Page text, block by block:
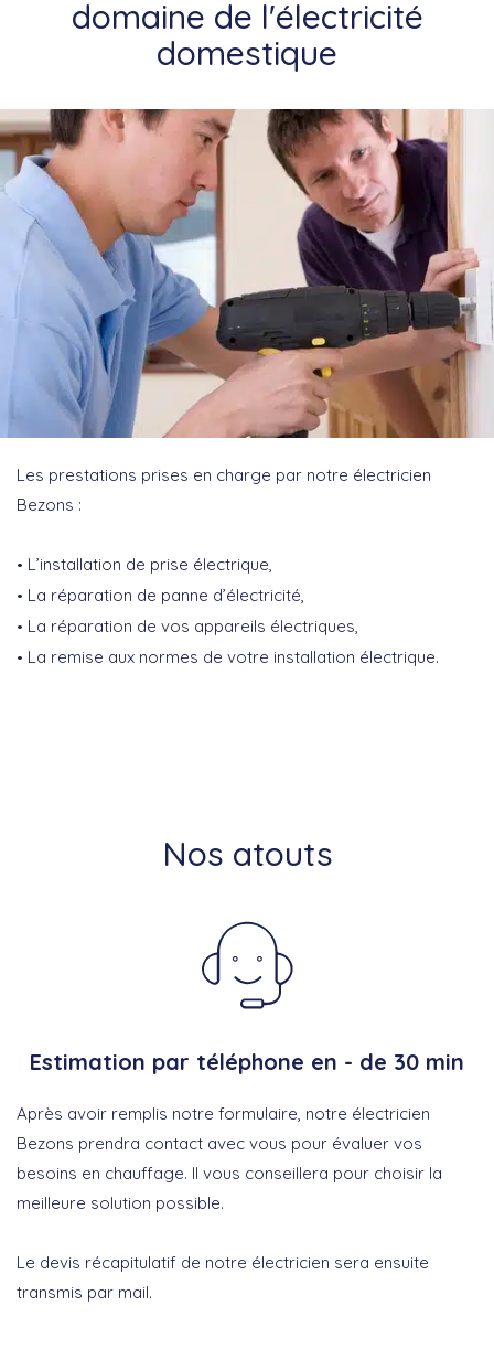
domaine de l'électricité
domestique
Les prestations prises en charge par notre électricien
Bezons :
L’installation de prise électrique,
La réparation de panne d’électricité,
La réparation de vos appareils électriques,
La remise aux normes de votre installation électrique.
Nos atouts
Estimation par téléphone en - de 30 min
Après avoir remplis notre formulaire, notre électricien
Bezons prendra contact avec vous pour évaluer vos
besoins en chauffage. Il vous conseillera pour choisir la
meilleure solution possible.
Le devis récapitulatif de notre électricien sera ensuite
transmis par mail.